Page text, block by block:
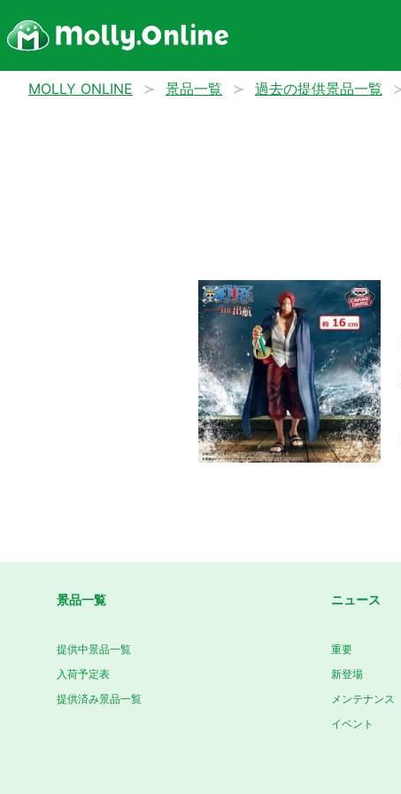
MOLLY ONLINE 景品一覧 過去の提供景品一覧
景品一覧
提供中景品一覧
入荷予定表
提供済み景品一覧
ニュース
重要
新登場
メンテナンス
イベント